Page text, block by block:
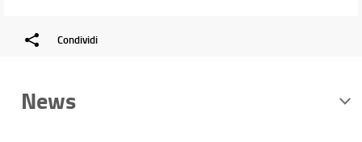
Condividi
News